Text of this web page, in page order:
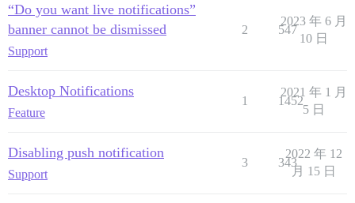
“Do you want live notifications”
banner cannot be dismissed
Support
2 547
2023 年 6 月
10 日
Desktop Notifications
Feature
1 1452
2021 年 1 月
5 日
Disabling push notification
Support
3 343
2022 年 12
月 15 日